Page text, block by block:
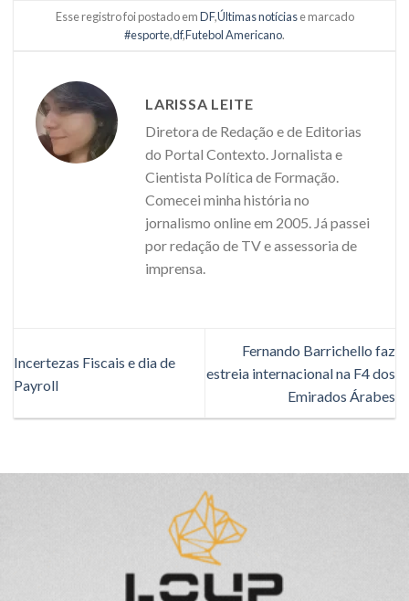
Esse registro foi postado emDF,Últimas notíciase marcado
#esporte,df,Futebol Americano.
LARISSA LEITE
Diretora de Redação e de Editorias
do Portal Contexto. Jornalista e
Cientista Política de Formação.
Comecei minha história no
jornalismo online em 2005. Já passei
por redação de TV e assessoria de
imprensa.
Incertezas Fiscais e dia de
Payroll
Fernando Barrichello faz
estreia internacional na F4 dos
Emirados Árabes